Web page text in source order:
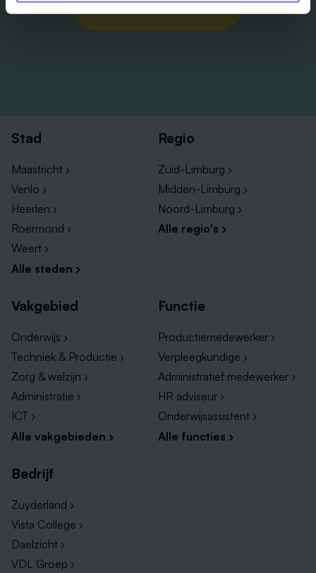
Job Alert instellen
Stad
Maastricht ›
Venlo ›
Heerlen ›
Roermond ›
Weert ›
Alle steden ›
Regio
Zuid-Limburg ›
Midden-Limburg ›
Noord-Limburg ›
Alle regio's ›
Vakgebied
Onderwijs ›
Techniek & Productie ›
Zorg & welzijn ›
Administratie ›
ICT ›
Alle vakgebieden ›
Functie
Productiemedewerker ›
Verpleegkundige ›
Administratief medewerker ›
HR adviseur ›
Onderwijsassistent ›
Alle functies ›
Bedrijf
Zuyderland ›
Vista College ›
Daelzicht ›
VDL Groep ›